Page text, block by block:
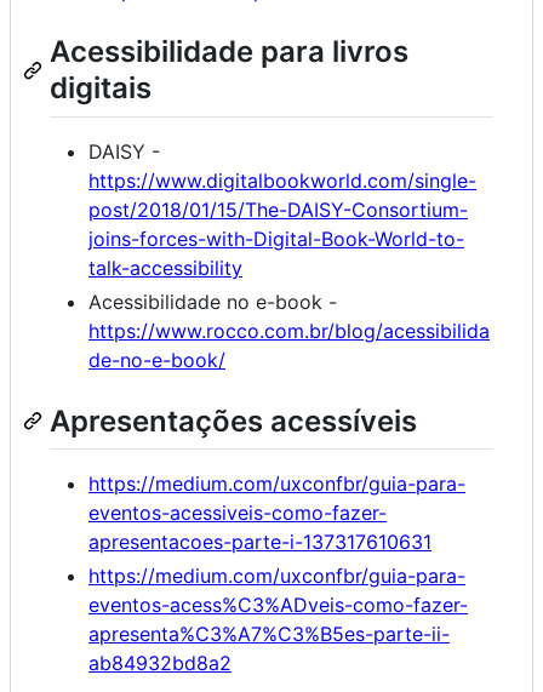
Acessibilidade para livros
digitais
DAISY -
https://www.digitalbookworld.com/single-
post/2018/01/15/The-DAISY-Consortium-
joins-forces-with-Digital-Book-World-to-
talk-accessibility
Acessibilidade no e-book -
https://www.rocco.com.br/blog/acessibilida
de-no-e-book/
Apresentações acessíveis
https://medium.com/uxconfbr/guia-para-
eventos-acessiveis-como-fazer-
apresentacoes-parte-i-137317610631
https://medium.com/uxconfbr/guia-para-
eventos-acess%C3%ADveis-como-fazer-
apresenta%C3%A7%C3%B5es-parte-ii-
ab84932bd8a2